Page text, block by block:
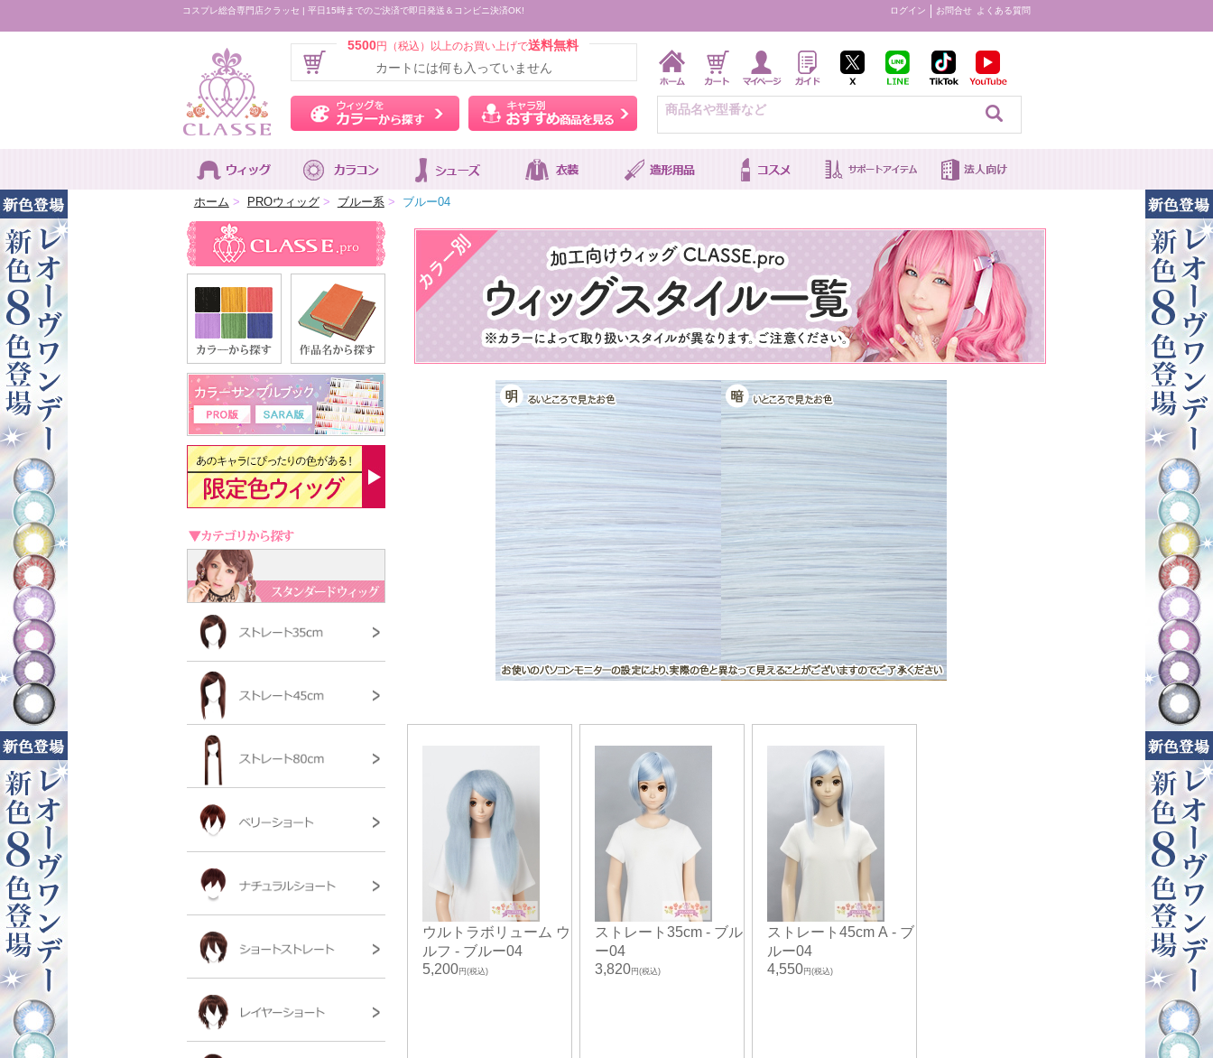
コスプレ総合専門店クラッセ | 平日15時までのご決済で即日発送＆コンビニ決済OK! ログイン お問合せ よくある質問
5500円（税込）以上のお買い上げで送料無料
カートには何も入っていません
ウィッグをカラーから探す キャラ別おすすめ商品を見る
ホーム > PROウィッグ > ブルー系 > ブルー04
ウルトラボリューム ウ
ルフ - ブルー04
5,200円(税込)
ストレート35cm - ブル
ー04
3,820円(税込)
ストレート45cm A - ブ
ルー04
4,550円(税込)